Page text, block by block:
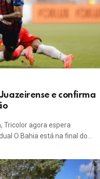
e confirma
Tricolor agora espera
O Bahia está na final do…